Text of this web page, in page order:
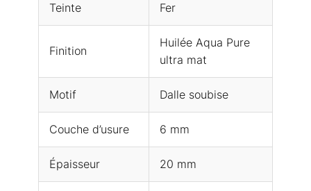
Teinte Fer
Finition
Huilée Aqua Pure
ultra mat
Motif Dalle soubise
Couche d’usure 6 mm
Épaisseur 20 mm